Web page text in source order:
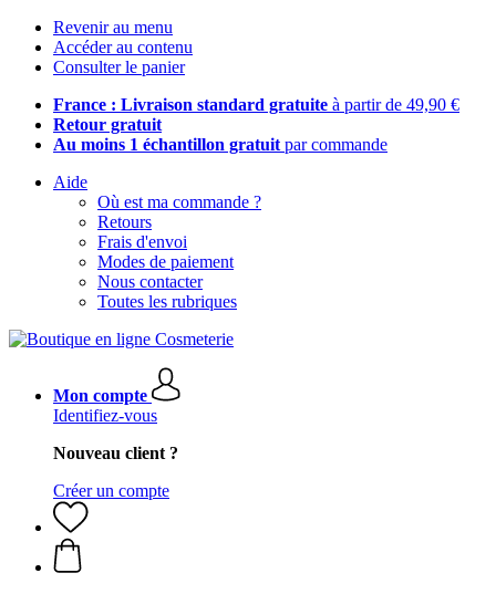
Revenir au menu
Accéder au contenu
Consulter le panier
France : Livraison standard gratuite à partir de 49,90 €
Retour gratuit
Au moins 1 échantillon gratuit par commande
Aide
Où est ma commande ?
Retours
Frais d'envoi
Modes de paiement
Nous contacter
Toutes les rubriques
Mon compte
Identifiez-vous
Nouveau client ?
Créer un compte